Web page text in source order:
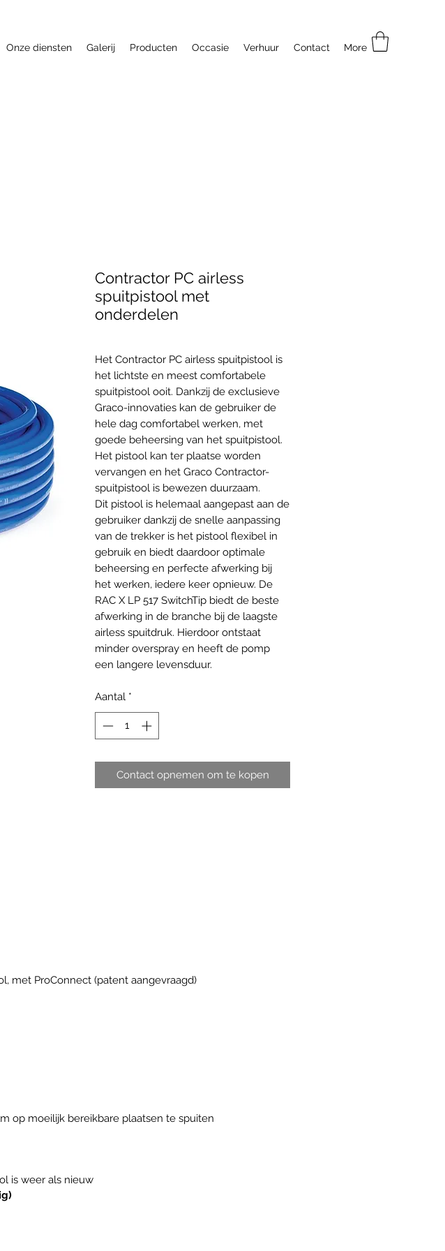
Onze diensten Galerij Producten Occasie Verhuur Contact More
Contractor PC airless
spuitpistool met
onderdelen
Het Contractor PC airless spuitpistool is
het lichtste en meest comfortabele
spuitpistool ooit. Dankzij de exclusieve
Graco-innovaties kan de gebruiker de
hele dag comfortabel werken, met
goede beheersing van het spuitpistool.
Het pistool kan ter plaatse worden
vervangen en het Graco Contractor-
spuitpistool is bewezen duurzaam.
Dit pistool is helemaal aangepast aan de
gebruiker dankzij de snelle aanpassing
van de trekker is het pistool flexibel in
gebruik en biedt daardoor optimale
beheersing en perfecte afwerking bij
het werken, iedere keer opnieuw. De
RAC X LP 517 SwitchTip biedt de beste
afwerking in de branche bij de laagste
airless spuitdruk. Hierdoor ontstaat
minder overspray en heeft de pomp
een langere levensduur.
Aantal *
Contact opnemen om te kopen
met ProConnect (patent aangevraagd)
op moeilijk bereikbare plaatsen te spuiten
is weer als nieuw